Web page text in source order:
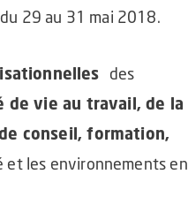
29 au 31 mai 2018.
des
de vie au travail, de la
conseil, formation,
et les environnements en